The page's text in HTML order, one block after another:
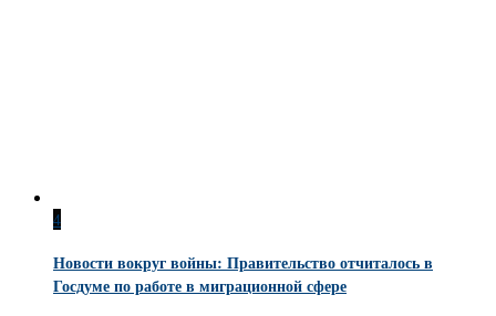
4
Новости вокруг войны: Правительство отчиталось в
Госдуме по работе в миграционной сфере